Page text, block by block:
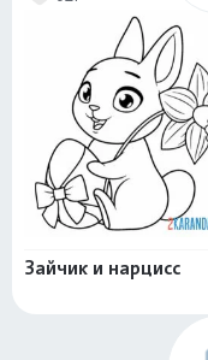
Зайчик и нарцисс